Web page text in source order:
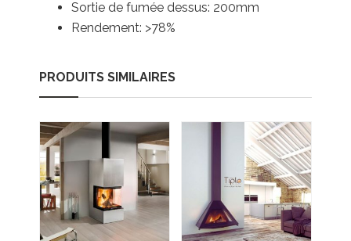
Sortie de fumée dessus: 200mm
Rendement: >78%
PRODUITS SIMILAIRES